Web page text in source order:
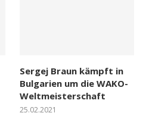
Sergej Braun kämpft in
Bulgarien um die WAKO-
Weltmeisterschaft
25.02.2021